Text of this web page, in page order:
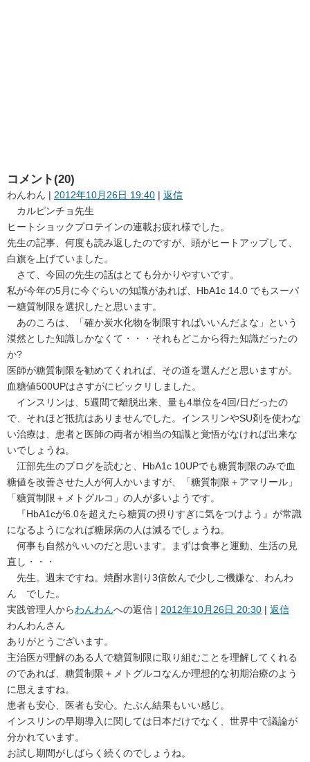
コメント(20)
わんわん | 2012年10月26日 19:40 | 返信
カルピンチョ先生
ヒートショックプロテインの連載お疲れ様でした。
先生の記事、何度も読み返したのですが、頭がヒートアップして、
白旗を上げていました。
さて、今回の先生の話はとても分かりやすいです。
私が今年の5月に今ぐらいの知識があれば、HbA1c 14.0 でもスーパ
ー糖質制限を選択したと思います。
あのころは、「確か炭水化物を制限すればいいんだよな」という
漠然とした知識しかなくて・・・それもどこから得た知識だったの
か?
医師が糖質制限を勧めてくれれば、その道を選んだと思いますが。
血糖値500UPはさすがにビックリしました。
インスリンは、5週間で離脱出来、量も4単位を4回/日だったの
で、それほど抵抗はありませんでした。インスリンやSU剤を使わな
い治療は、患者と医師の両者が相当の知識と覚悟がなければ出来な
いでしょうね。
江部先生のブログを読むと、HbA1c 10UPでも糖質制限のみで血
糖値を改善させた人が何人かいますが、「糖質制限＋アマリール」
「糖質制限＋メトグルコ」の人が多いようです。
『HbA1cが6.0を超えたら糖質の摂りすぎに気をつけよう』が常識
になるようになれば糖尿病の人は減るでしょうね。
何事も自然がいいのだと思います。まずは食事と運動、生活の見
直し・・・
先生。週末ですね。焼酎水割り3倍飲んで少しご機嫌な、わんわ
ん でした。
実践管理人からわんわんへの返信 | 2012年10月26日 20:30 | 返信
わんわんさん
ありがとうございます。
主治医が理解のある人で糖質制限に取り組むことを理解してくれる
のであれば、糖質制限＋メトグルコなんか理想的な初期治療のよう
に思えますね。
患者も安心、医者も安心。たぶん結果もいい感じ。
インスリンの早期導入に関しては日本だけでなく、世界中で議論が
分かれています。
お試し期間がしばらく続くのでしょうね。